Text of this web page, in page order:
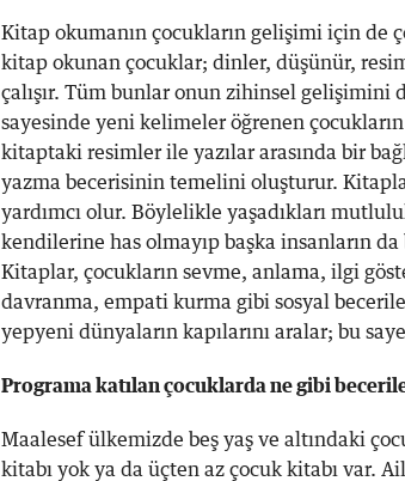
Kitap okumanın çocukların gelişimi için de
kitap okunan çocuklar; dinler, düşünür,
çalışır. Tüm bunlar onun zihinsel
sayesinde yeni kelimeler öğrenen
kitaptaki resimler ile yazılar arasında bir
yazma becerisinin temelini oluşturur.
yardımcı olur. Böylelikle yaşadıkları
kendilerine has olmayıp başka insanların
Kitaplar, çocukların sevme, anlama, ilgi
davranma, empati kurma gibi sosyal
yepyeni dünyaların kapılarını aralar; bu
Programa katılan çocuklarda ne gibi
Maalesef ülkemizde beş yaş ve altındaki
kitabı yok ya da üçten az çocuk kitabı var.